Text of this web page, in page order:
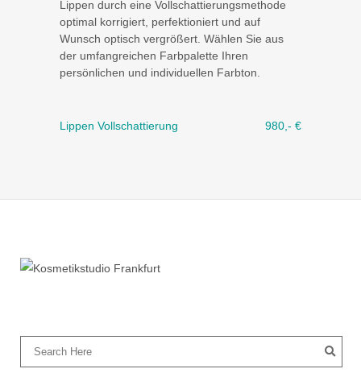
Lippen durch eine Vollschattierungsmethode
optimal korrigiert, perfektioniert und auf
Wunsch optisch vergrößert. Wählen Sie aus
der umfangreichen Farbpalette Ihren
persönlichen und individuellen Farbton.
Lippen Vollschattierung 980,- €